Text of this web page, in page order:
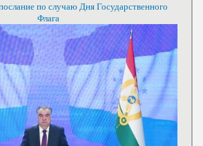
по случаю Дня Государственного
Флага